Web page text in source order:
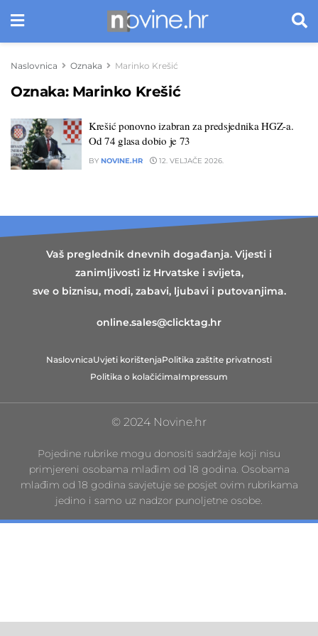
Naslovnica Oznaka Marinko Krešić
Oznaka: Marinko Krešić
Krešić ponovno izabran za predsjednika HGZ-a.
Od 74 glasa dobio je 73
BY NOVINE.HR 12. VELJAČE 2026.
Vaš preglednik dnevnih događanja. Vijesti i
zanimljivosti iz Hrvatske i svijeta,
sve o biznisu, modi, zabavi, ljubavi i putovanjima.
online.sales@clicktag.hr
NaslovnicaUvjeti korištenjaPolitika zaštite privatnosti
Politika o kolačićimaImpressum
© 2024 Novine.hr
Pojedine rubrike mogu donositi sadržaje koji nisu
primjereni osobama mlađim od 18 godina. Osobama
mlađim od 18 godina savjetuje se posjet ovim rubrikama
jedino i samo uz nadzor punoljetne osobe.